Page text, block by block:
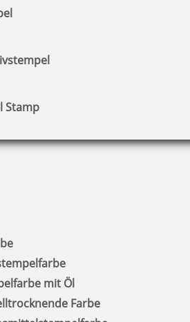
Stamp
mit Öl
Farbe
you never lose. either you win or you
18,53 €